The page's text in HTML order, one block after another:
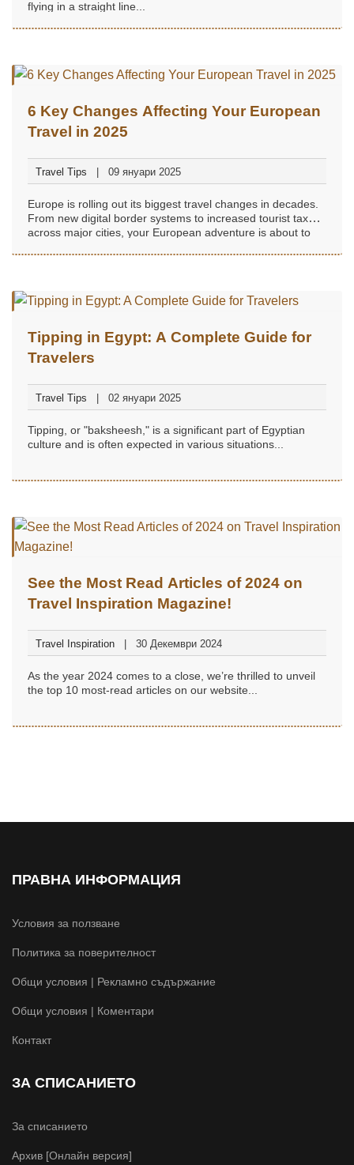
flying in a straight line...
6 Key Changes Affecting Your European
Travel in 2025
Travel Tips 09 януари 2025
Europe is rolling out its biggest travel changes in decades.
From new digital border systems to increased tourist taxes
across major cities, your European adventure is about to
Tipping in Egypt: A Complete Guide for
Travelers
Travel Tips 02 януари 2025
Tipping, or "baksheesh," is a significant part of Egyptian
culture and is often expected in various situations...
See the Most Read Articles of 2024 on
Travel Inspiration Magazine!
Travel Inspiration 30 Декември 2024
As the year 2024 comes to a close, we’re thrilled to unveil
the top 10 most-read articles on our website...
ПРАВНА ИНФОРМАЦИЯ
Условия за ползване
Политика за поверителност
Общи условия | Рекламно съдържание
Общи условия | Коментари
Контакт
ЗА СПИСАНИЕТО
За списанието
Архив [Онлайн версия]